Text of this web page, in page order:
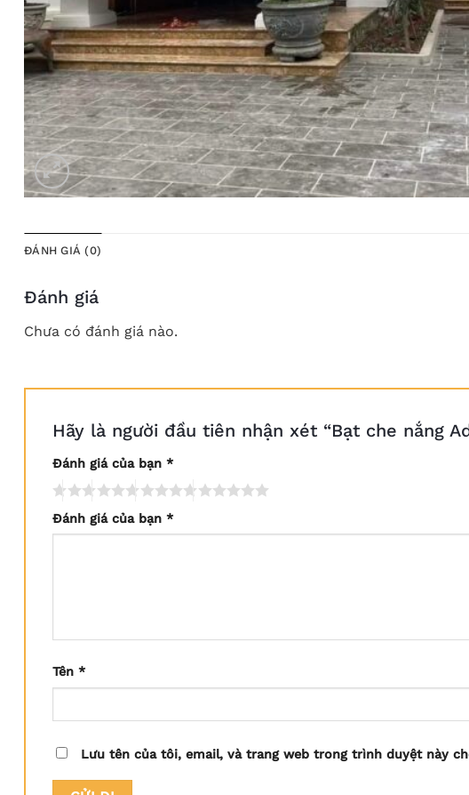
ĐÁNH GIÁ (0)
Đánh giá
Chưa có đánh giá nào.
Hãy là người đầu tiên nhận xét “Bạt che nắng
Đánh giá của bạn *
Đánh giá của bạn *
Tên *
Lưu tên của tôi, email, và trang web trong trình duyệt này